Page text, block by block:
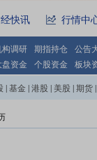
快讯 行情中
构调研 期指持仓
公告
盘资金 个股资金 板块
基金 港股 美股 期货